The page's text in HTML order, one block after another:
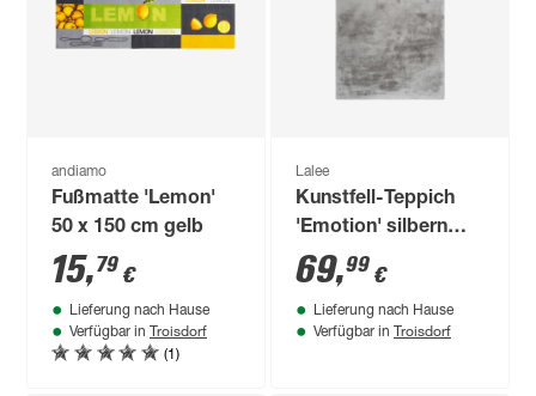
andiamo
Fußmatte 'Lemon'
50 x 150 cm gelb
15,79 €
Lieferung nach Hause
Verfügbar in Troisdorf
(1)
Lalee
Kunstfell-Teppich
'Emotion' silbern
120 x 170 cm
69,99 €
Lieferung nach Hause
Verfügbar in Troisdorf